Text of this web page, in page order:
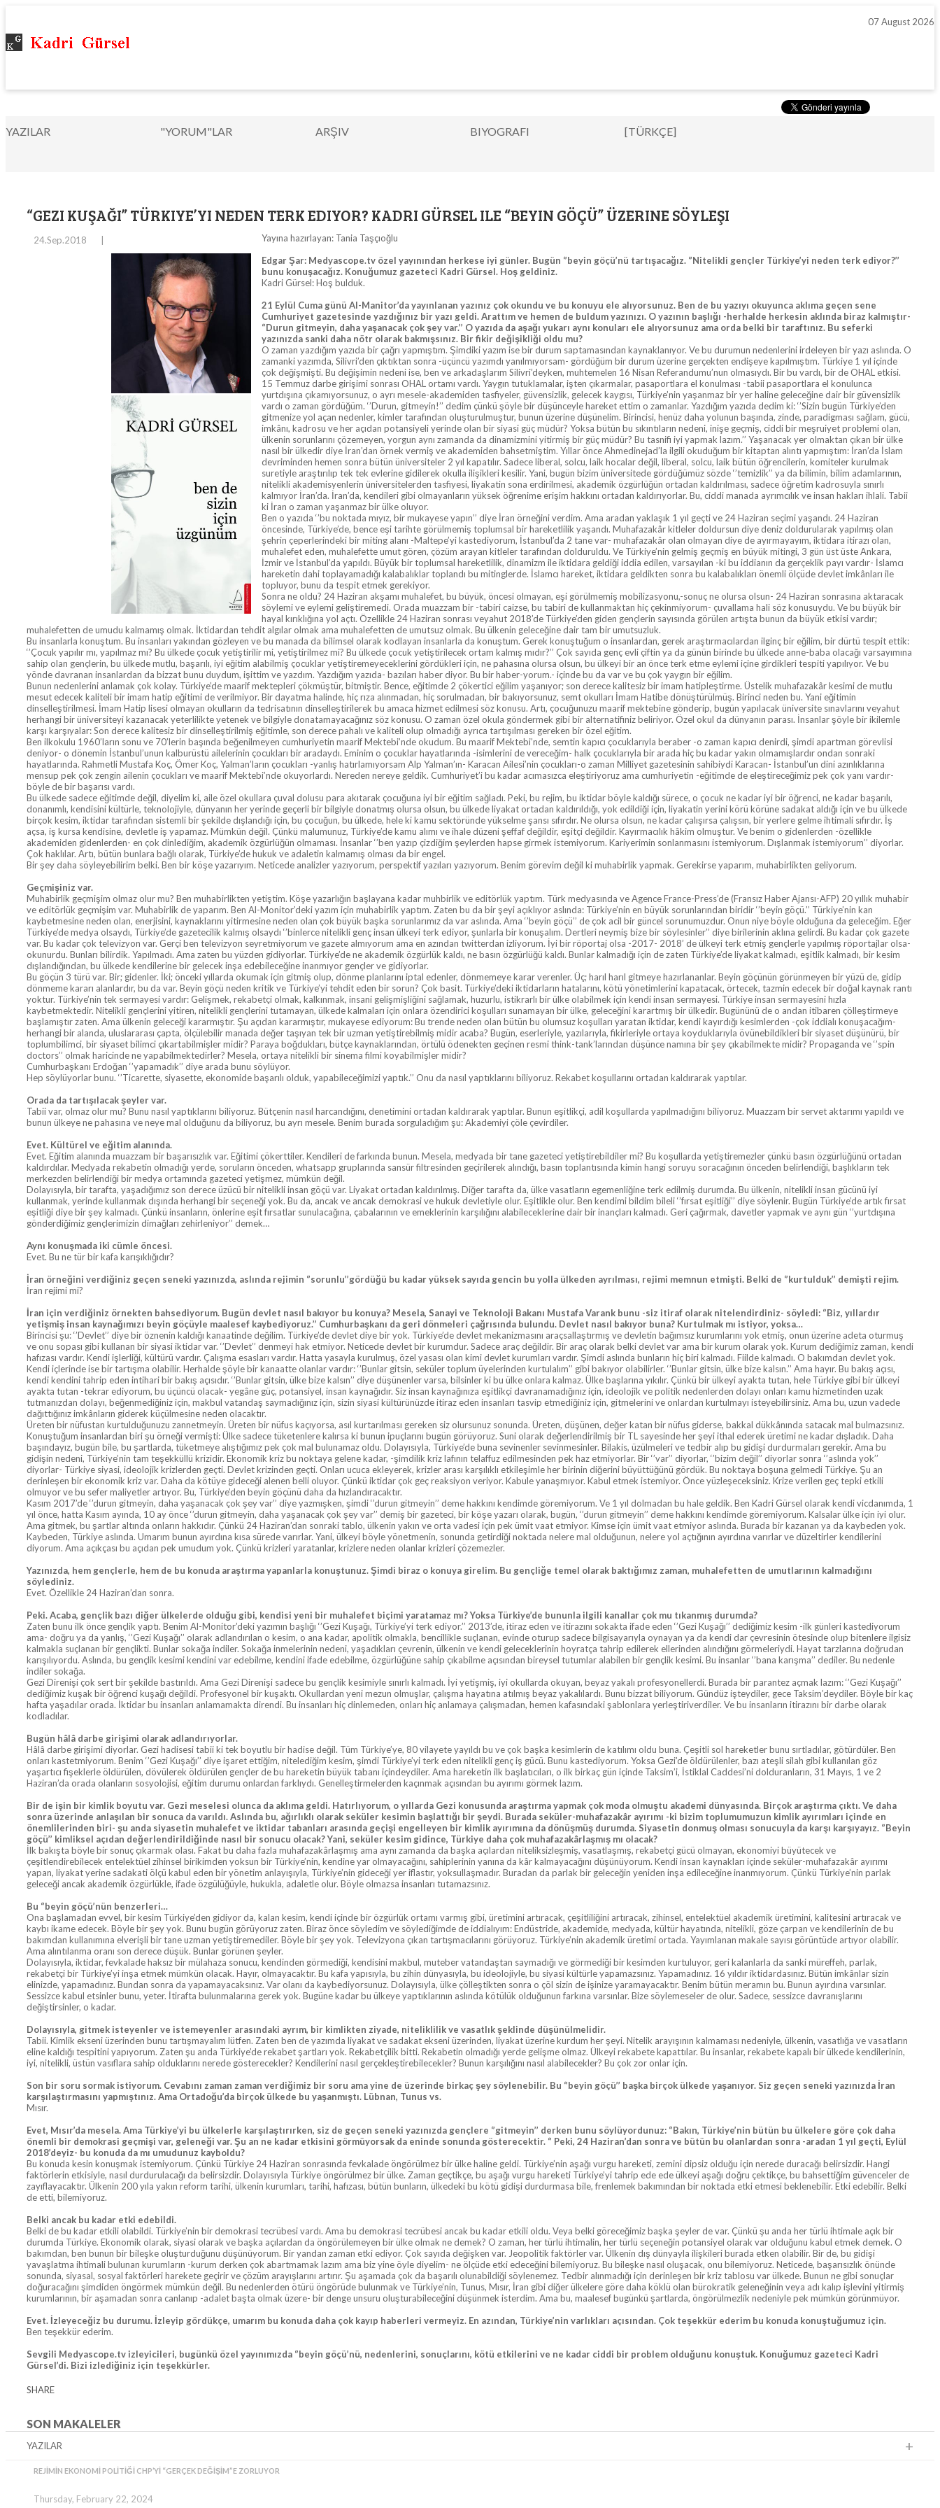
07 August 2026
YAZILAR "YORUM"LAR ARŞIV BIYOGRAFI [TÜRKÇE]
“GEZI KUŞAĞI” TÜRKIYE’YI NEDEN TERK EDIYOR? KADRI GÜRSEL ILE “BEYIN GÖÇÜ” ÜZERINE SÖYLEŞI
24.Sep.2018
Yayına hazırlayan: Tania Taşçıoğlu
Edgar Şar: Medyascope.tv özel yayınından herkese iyi günler. Bugün ‘’beyin göçü’nü tartışacağız. ‘’Nitelikli gençler Türkiye’yi neden terk ediyor?’’
bunu konuşacağız. Konuğumuz gazeteci Kadri Gürsel. Hoş geldiniz.
Kadri Gürsel: Hoş bulduk.
21 Eylül Cuma günü Al-Manitor’da yayınlanan yazınız çok okundu ve bu konuyu ele alıyorsunuz. Ben de bu yazıyı okuyunca aklıma geçen sene
Cumhuriyet gazetesinde yazdığınız bir yazı geldi. Arattım ve hemen de buldum yazınızı. O yazının başlığı -herhalde herkesin aklında biraz kalmıştır-
‘’Durun gitmeyin, daha yaşanacak çok şey var.’’ O yazıda da aşağı yukarı aynı konuları ele alıyorsunuz ama orda belki bir taraftınız. Bu seferki
yazınızda sanki daha nötr olarak bakmışsınız. Bir fikir değişikliği oldu mu?
O zaman yazdığım yazıda bir çağrı yapmıştım. Şimdiki yazım ise bir durum saptamasından kaynaklanıyor. Ve bu durumun nedenlerini irdeleyen bir yazı aslında. O
zamanki yazımda, Silivri’den çıktıktan sonra -üçüncü yazımdı yanılmıyorsam- gördüğüm bir durum üzerine gerçekten endişeye kapılmıştım. Türkiye 1 yıl içinde
çok değişmişti. Bu değişimin nedeni ise, ben ve arkadaşlarım Silivri’deyken, muhtemelen 16 Nisan Referandumu’nun olmasıydı. Bir bu vardı, bir de OHAL etkisi.
15 Temmuz darbe girişimi sonrası OHAL ortamı vardı. Yaygın tutuklamalar, işten çıkarmalar, pasaportlara el konulması -tabii pasaportlara el konulunca
yurtdışına çıkamıyorsunuz, o ayrı mesele-akademiden tasfiyeler, güvensizlik, gelecek kaygısı, Türkiye’nin yaşanmaz bir yer haline geleceğine dair bir güvensizlik
vardı o zaman gördüğüm. ‘’Durun, gitmeyin!’’ dedim çünkü şöyle bir düşünceyle hareket ettim o zamanlar. Yazdığım yazıda dedim ki: ‘’Sizin bugün Türkiye’den
gitmenize yol açan nedenler, kimler tarafından oluşturulmuştur, bunun üzerine düşünelim. Birincisi, henüz daha yolunun başında, zinde, paradigması sağlam, gücü,
imkânı, kadrosu ve her açıdan potansiyeli yerinde olan bir siyasi güç müdür? Yoksa bütün bu sıkıntıların nedeni, inişe geçmiş, ciddi bir meşruiyet problemi olan,
ülkenin sorunlarını çözemeyen, yorgun aynı zamanda da dinamizmini yitirmiş bir güç müdür? Bu tasnifi iyi yapmak lazım.’’ Yaşanacak yer olmaktan çıkan bir ülke
nasıl bir ülkedir diye İran’dan örnek vermiş ve akademiden bahsetmiştim. Yıllar önce Ahmedinejad’la ilgili okuduğum bir kitaptan alıntı yapmıştım: İran’da İslam
devriminden hemen sonra bütün üniversiteler 2 yıl kapatılır. Sadece liberal, solcu, laik hocalar değil, liberal, solcu, laik bütün öğrencilerin, komiteler kurulmak
suretiyle araştırılıp tek tek evlerine gidilerek okulla ilişikleri kesilir. Yani, bugün bizim üniversitede gördüğümüz sözde ‘’temizlik’’ ya da bilimin, bilim adamlarının,
nitelikli akademisyenlerin üniversitelerden tasfiyesi, liyakatin sona erdirilmesi, akademik özgürlüğün ortadan kaldırılması, sadece öğretim kadrosuyla sınırlı
kalmıyor İran’da. İran’da, kendileri gibi olmayanların yüksek öğrenime erişim hakkını ortadan kaldırıyorlar. Bu, ciddi manada ayrımcılık ve insan hakları ihlali. Tabii
ki İran o zaman yaşanmaz bir ülke oluyor.
Ben o yazıda ‘’bu noktada mıyız, bir mukayese yapın’’ diye İran örneğini verdim. Ama aradan yaklaşık 1 yıl geçti ve 24 Haziran seçimi yaşandı. 24 Haziran
öncesinde, Türkiye’de, bence eşi tarihte görülmemiş toplumsal bir hareketlilik yaşandı. Muhafazakâr kitleler doldursun diye deniz doldurularak yapılmış olan
şehrin çeperlerindeki bir miting alanı -Maltepe’yi kastediyorum, İstanbul’da 2 tane var- muhafazakâr olan olmayan diye de ayırmayayım, iktidara itirazı olan,
muhalefet eden, muhalefette umut gören, çözüm arayan kitleler tarafından dolduruldu. Ve Türkiye’nin gelmiş geçmiş en büyük mitingi, 3 gün üst üste Ankara,
İzmir ve İstanbul’da yapıldı. Büyük bir toplumsal hareketlilik, dinamizm ile iktidara geldiği iddia edilen, varsayılan -ki bu iddianın da gerçeklik payı vardır- İslamcı
hareketin dahi toplayamadığı kalabalıklar toplandı bu mitinglerde. İslamcı hareket, iktidara geldikten sonra bu kalabalıkları önemli ölçüde devlet imkânları ile
topluyor, bunu da tespit etmek gerekiyor.
Sonra ne oldu? 24 Haziran akşamı muhalefet, bu büyük, öncesi olmayan, eşi görülmemiş mobilizasyonu,-sonuç ne olursa olsun- 24 Haziran sonrasına aktaracak
söylemi ve eylemi geliştiremedi. Orada muazzam bir -tabiri caizse, bu tabiri de kullanmaktan hiç çekinmiyorum- çuvallama hali söz konusuydu. Ve bu büyük bir
hayal kırıklığına yol açtı. Özellikle 24 Haziran sonrası veyahut 2018’de Türkiye’den giden gençlerin sayısında görülen artışta bunun da büyük etkisi vardır;
muhalefetten de umudu kalmamış olmak. İktidardan tehdit algılar olmak ama muhalefetten de umutsuz olmak. Bu ülkenin geleceğine dair tam bir umutsuzluk.
Bu insanlarla konuştum. Bu insanları yakından gözleyen ve bu manada da bilimsel olarak kodlayan insanlarla da konuştum. Gerek konuştuğum o insanlardan, gerek araştırmacılardan ilginç bir eğilim, bir dürtü tespit ettik:
‘’Çocuk yapılır mı, yapılmaz mı? Bu ülkede çocuk yetiştirilir mi, yetiştirilmez mi? Bu ülkede çocuk yetiştirilecek ortam kalmış mıdır?’’ Çok sayıda genç evli çiftin ya da günün birinde bu ülkede anne-baba olacağı varsayımına
sahip olan gençlerin, bu ülkede mutlu, başarılı, iyi eğitim alabilmiş çocuklar yetiştiremeyeceklerini gördükleri için, ne pahasına olursa olsun, bu ülkeyi bir an önce terk etme eylemi içine girdikleri tespiti yapılıyor. Ve bu
yönde davranan insanlardan da bizzat bunu duydum, işittim ve yazdım. Yazdığım yazıda- bazıları haber diyor. Bu bir haber-yorum.- içinde bu da var ve bu çok yaygın bir eğilim.
Bunun nedenlerini anlamak çok kolay. Türkiye’de maarif mektepleri çökmüştür, bitmiştir. Bence, eğitimde 2 çökertici eğilim yaşanıyor; son derece kalitesiz bir imam hatipleştirme. Üstelik muhafazakâr kesimi de mutlu
mesut edecek kaliteli bir imam hatip eğitimi de verilmiyor. Bir dayatma halinde, hiç rıza alınmadan, hiç sorulmadan, bir bakıyorsunuz, semt okulları İmam Hatibe dönüştürülmüş. Birinci neden bu. Yani eğitimin
dinselleştirilmesi. İmam Hatip lisesi olmayan okulların da tedrisatının dinselleştirilerek bu amaca hizmet edilmesi söz konusu. Artı, çocuğunuzu maarif mektebine gönderip, bugün yapılacak üniversite sınavlarını veyahut
herhangi bir üniversiteyi kazanacak yeterlilikte yetenek ve bilgiyle donatamayacağınız söz konusu. O zaman özel okula göndermek gibi bir alternatifiniz beliriyor. Özel okul da dünyanın parası. İnsanlar şöyle bir ikilemle
karşı karşıyalar: Son derece kalitesiz bir dinselleştirilmiş eğitimle, son derece pahalı ve kaliteli olup olmadığı ayrıca tartışılması gereken bir özel eğitim.
Ben ilkokulu 1960’ların sonu ve 70’lerin başında beğenilmeyen cumhuriyetin maarif Mektebi’nde okudum. Bu maarif Mektebi’nde, semtin kapıcı çocuklarıyla beraber -o zaman kapıcı denirdi, şimdi apartman görevlisi
deniyor- o dönemin İstanbul’unun kalburüstü ailelerinin çocukları bir aradaydı. Eminim o çocuklar hayatlarında -isimlerini de vereceğim- halk çocuklarıyla bir arada hiç bu kadar yakın olmamışlardır ondan sonraki
hayatlarında. Rahmetli Mustafa Koç, Ömer Koç, Yalman’ların çocukları -yanlış hatırlamıyorsam Alp Yalman’ın- Karacan Ailesi’nin çocukları-o zaman Milliyet gazetesinin sahibiydi Karacan- İstanbul’un dini azınlıklarına
mensup pek çok zengin ailenin çocukları ve maarif Mektebi’nde okuyorlardı. Nereden nereye geldik. Cumhuriyet’i bu kadar acımasızca eleştiriyoruz ama cumhuriyetin -eğitimde de eleştireceğimiz pek çok yanı vardır-
böyle de bir başarısı vardı.
Bu ülkede sadece eğitimde değil, diyelim ki, aile özel okullara çuval dolusu para akıtarak çocuğuna iyi bir eğitim sağladı. Peki, bu rejim, bu iktidar böyle kaldığı sürece, o çocuk ne kadar iyi bir öğrenci, ne kadar başarılı,
donanımlı, kendisini kültürle, teknolojiyle, dünyanın her yerinde geçerli bir bilgiyle donatmış olursa olsun, bu ülkede liyakat ortadan kaldırıldığı, yok edildiği için, liyakatin yerini körü körüne sadakat aldığı için ve bu ülkede
birçok kesim, iktidar tarafından sistemli bir şekilde dışlandığı için, bu çocuğun, bu ülkede, hele ki kamu sektöründe yükselme şansı sıfırdır. Ne olursa olsun, ne kadar çalışırsa çalışsın, bir yerlere gelme ihtimali sıfırdır. İş
açsa, iş kursa kendisine, devletle iş yapamaz. Mümkün değil. Çünkü malumunuz, Türkiye’de kamu alımı ve ihale düzeni şeffaf değildir, eşitçi değildir. Kayırmacılık hâkim olmuştur. Ve benim o gidenlerden -özellikle
akademiden gidenlerden- en çok dinlediğim, akademik özgürlüğün olmaması. İnsanlar ‘’ben yazıp çizdiğim şeylerden hapse girmek istemiyorum. Kariyerimin sonlanmasını istemiyorum. Dışlanmak istemiyorum’’ diyorlar.
Çok haklılar. Artı, bütün bunlara bağlı olarak, Türkiye’de hukuk ve adaletin kalmamış olması da bir engel.
Bir şey daha söyleyebilirim belki. Ben bir köşe yazarıyım. Neticede analizler yazıyorum, perspektif yazıları yazıyorum. Benim görevim değil ki muhabirlik yapmak. Gerekirse yaparım, muhabirlikten geliyorum.
Geçmişiniz var.
Muhabirlik geçmişim olmaz olur mu? Ben muhabirlikten yetiştim. Köşe yazarlığın başlayana kadar muhbirlik ve editörlük yaptım. Türk medyasında ve Agence France-Press’de (Fransız Haber Ajansı-AFP) 20 yıllık muhabir
ve editörlük geçmişim var. Muhabirlik de yaparım. Ben Al-Monitor’deki yazım için muhabirlik yaptım. Zaten bu da bir şeyi açıklıyor aslında: Türkiye’nin en büyük sorunlarından biridir ‘’beyin göçü.’’ Türkiye’nin kan
kaybetmesine neden olan, enerjisini, kaynaklarını yitirmesine neden olan çok büyük başka sorunlarımız da var aslında. Ama ‘’beyin göçü’’ de çok acil bir güncel sorunumuzdur. Onun niye böyle olduğuna da geleceğim. Eğer
Türkiye’de medya olsaydı, Türkiye’de gazetecilik kalmış olsaydı ‘’binlerce nitelikli genç insan ülkeyi terk ediyor, şunlarla bir konuşalım. Dertleri neymiş bize bir söylesinler’’ diye birilerinin aklına gelirdi. Bu kadar çok gazete
var. Bu kadar çok televizyon var. Gerçi ben televizyon seyretmiyorum ve gazete almıyorum ama en azından twitterdan izliyorum. İyi bir röportaj olsa -2017- 2018’ de ülkeyi terk etmiş gençlerle yapılmış röportajlar olsa-
okunurdu. Bunları bilirdik. Yapılmadı. Ama zaten bu yüzden gidiyorlar. Türkiye’de ne akademik özgürlük kaldı, ne basın özgürlüğü kaldı. Bunlar kalmadığı için de zaten Türkiye’de liyakat kalmadı, eşitlik kalmadı, bir kesim
dışlandığından, bu ülkede kendilerine bir gelecek inşa edebileceğine inanmıyor gençler ve gidiyorlar.
Bu göçün 3 türü var. Bir; gidenler. İki; önceki yıllarda okumak için gitmiş olup, dönme planlarını iptal edenler, dönmemeye karar verenler. Üç; harıl harıl gitmeye hazırlananlar. Beyin göçünün görünmeyen bir yüzü de, gidip
dönmeme kararı alanlardır, bu da var. Beyin göçü neden kritik ve Türkiye’yi tehdit eden bir sorun? Çok basit. Türkiye’deki iktidarların hatalarını, kötü yönetimlerini kapatacak, örtecek, tazmin edecek bir doğal kaynak rantı
yoktur. Türkiye’nin tek sermayesi vardır: Gelişmek, rekabetçi olmak, kalkınmak, insani gelişmişliğini sağlamak, huzurlu, istikrarlı bir ülke olabilmek için kendi insan sermayesi. Türkiye insan sermayesini hızla
kaybetmektedir. Nitelikli gençlerini yitiren, nitelikli gençlerini tutamayan, ülkede kalmaları için onlara özendirici koşulları sunamayan bir ülke, geleceğini karartmış bir ülkedir. Bugününü de o andan itibaren çölleştirmeye
başlamıştır zaten. Ama ülkenin geleceği kararmıştır. Şu açıdan kararmıştır, mukayese ediyorum: Bu trende neden olan bütün bu olumsuz koşulları yaratan iktidar, kendi kayırdığı kesimlerden -çok iddialı konuşacağım-
herhangi bir alanda, uluslararası çapta, ölçülebilir manada değer taşıyan tek bir uzman yetiştirebilmiş midir acaba? Bugün, eserleriyle, yazılarıyla, fikirleriyle ortaya koyduklarıyla övünebildikleri bir siyaset düşünürü, bir
toplumbilimci, bir siyaset bilimci çıkartabilmişler midir? Paraya boğdukları, bütçe kaynaklarından, örtülü ödenekten geçinen resmi think-tank’larından düşünce namına bir şey çıkabilmekte midir? Propaganda ve ‘’spin
doctors’’ olmak haricinde ne yapabilmektedirler? Mesela, ortaya nitelikli bir sinema filmi koyabilmişler midir?
Cumhurbaşkanı Erdoğan ‘’yapamadık’’ diye arada bunu söylüyor.
Hep söylüyorlar bunu. ‘’Ticarette, siyasette, ekonomide başarılı olduk, yapabileceğimizi yaptık.’’ Onu da nasıl yaptıklarını biliyoruz. Rekabet koşullarını ortadan kaldırarak yaptılar.
Orada da tartışılacak şeyler var.
Tabii var, olmaz olur mu? Bunu nasıl yaptıklarını biliyoruz. Bütçenin nasıl harcandığını, denetimini ortadan kaldırarak yaptılar. Bunun eşitlikçi, adil koşullarda yapılmadığını biliyoruz. Muazzam bir servet aktarımı yapıldı ve
bunun ülkeye ne pahasına ve neye mal olduğunu da biliyoruz, bu ayrı mesele. Benim burada sorguladığım şu: Akademiyi çöle çevirdiler.
Evet. Kültürel ve eğitim alanında.
Evet. Eğitim alanında muazzam bir başarısızlık var. Eğitimi çökerttiler. Kendileri de farkında bunun. Mesela, medyada bir tane gazeteci yetiştirebildiler mi? Bu koşullarda yetiştiremezler çünkü basın özgürlüğünü ortadan
kaldırdılar. Medyada rekabetin olmadığı yerde, soruların önceden, whatsapp gruplarında sansür filtresinden geçirilerek alındığı, basın toplantısında kimin hangi soruyu soracağının önceden belirlendiği, başlıkların tek
merkezden belirlendiği bir medya ortamında gazeteci yetişmez, mümkün değil.
Dolayısıyla, bir tarafta, yaşadığımız son derece üzücü bir nitelikli insan göçü var. Liyakat ortadan kaldırılmış. Diğer tarafta da, ülke vasatların egemenliğine terk edilmiş durumda. Bu ülkenin, nitelikli insan gücünü iyi
kullanmak, yerinde kullanmak dışında herhangi bir seçeneği yok. Bu da, ancak ve ancak demokrasi ve hukuk devletiyle olur. Eşitlikle olur. Ben kendimi bildim bileli ‘’fırsat eşitliği’’ diye söylenir. Bugün Türkiye’de artık fırsat
eşitliği diye bir şey kalmadı. Çünkü insanların, önlerine eşit fırsatlar sunulacağına, çabalarının ve emeklerinin karşılığını alabileceklerine dair bir inançları kalmadı. Geri çağırmak, davetler yapmak ve aynı gün ‘’yurtdışına
gönderdiğimiz gençlerimizin dimağları zehirleniyor’’ demek…
Aynı konuşmada iki cümle öncesi.
Evet. Bu ne tür bir kafa karışıklığıdır?
İran örneğini verdiğiniz geçen seneki yazınızda, aslında rejimin ‘’sorunlu’’gördüğü bu kadar yüksek sayıda gencin bu yolla ülkeden ayrılması, rejimi memnun etmişti. Belki de ‘’kurtulduk’’ demişti rejim.
İran rejimi mi?
İran için verdiğiniz örnekten bahsediyorum. Bugün devlet nasıl bakıyor bu konuya? Mesela, Sanayi ve Teknoloji Bakanı Mustafa Varank bunu -siz itiraf olarak nitelendirdiniz- söyledi: ‘’Biz, yıllardır
yetişmiş insan kaynağımızı beyin göçüyle maalesef kaybediyoruz.’’ Cumhurbaşkanı da geri dönmeleri çağrısında bulundu. Devlet nasıl bakıyor buna? Kurtulmak mı istiyor, yoksa…
Birincisi şu: ‘’Devlet’’ diye bir öznenin kaldığı kanaatinde değilim. Türkiye’de devlet diye bir yok. Türkiye’de devlet mekanizmasını araçsallaştırmış ve devletin bağımsız kurumlarını yok etmiş, onun üzerine adeta oturmuş
ve onu sopası gibi kullanan bir siyasi iktidar var. ‘’Devlet’’ denmeyi hak etmiyor. Neticede devlet bir kurumdur. Sadece araç değildir. Bir araç olarak belki devlet var ama bir kurum olarak yok. Kurum dediğimiz zaman, kendi
hafızası vardır. Kendi işlerliği, kültürü vardır. Çalışma esasları vardır. Hatta yasayla kurulmuş, özel yasası olan kimi devlet kurumları vardır. Şimdi aslında bunların hiç biri kalmadı. Fiilde kalmadı. O bakımdan devlet yok.
Kendi içlerinde ise bir tartışma olabilir. Herhalde şöyle bir kanaatte olanlar vardır: ‘’Bunlar gitsin, seküler toplum üyelerinden kurtulalım’’ gibi bakıyor olabilirler. ‘’Bunlar gitsin, ülke bize kalsın.’’ Ama hayır. Bu bakış açısı,
kendi kendini tahrip eden intihari bir bakış açısıdır. ‘’Bunlar gitsin, ülke bize kalsın’’ diye düşünenler varsa, bilsinler ki bu ülke onlara kalmaz. Ülke başlarına yıkılır. Çünkü bir ülkeyi ayakta tutan, hele Türkiye gibi bir ülkeyi
ayakta tutan -tekrar ediyorum, bu üçüncü olacak- yegâne güç, potansiyel, insan kaynağıdır. Siz insan kaynağınıza eşitlikçi davranamadığınız için, ideolojik ve politik nedenlerden dolayı onları kamu hizmetinden uzak
tutmanızdan dolayı, beğenmediğiniz için, makbul vatandaş saymadığınız için, sizin siyasi kültürünüzde itiraz eden insanları tasvip etmediğiniz için, gitmelerini ve onlardan kurtulmayı isteyebilirsiniz. Ama bu, uzun vadede
dağıttığınız imkânların giderek küçülmesine neden olacaktır.
Üreten bir nüfustan kurtulduğunuzu zannetmeyin. Üreten bir nüfus kaçıyorsa, asıl kurtarılması gereken siz olursunuz sonunda. Üreten, düşünen, değer katan bir nüfus giderse, bakkal dükkânında satacak mal bulmazsınız.
Konuştuğum insanlardan biri şu örneği vermişti: Ülke sadece tüketenlere kalırsa ki bunun ipuçlarını bugün görüyoruz. Suni olarak değerlendirilmiş bir TL sayesinde her şeyi ithal ederek üretimi ne kadar dışladık. Daha
başındayız, bugün bile, bu şartlarda, tüketmeye alıştığımız pek çok mal bulunamaz oldu. Dolayısıyla, Türkiye’de buna sevinenler sevinmesinler. Bilakis, üzülmeleri ve tedbir alıp bu gidişi durdurmaları gerekir. Ama bu
gidişin nedeni, Türkiye’nin tam teşekküllü krizidir. Ekonomik kriz bu noktaya gelene kadar, -şimdilik kriz lafının telaffuz edilmesinden pek haz etmiyorlar. Bir ‘’var’’ diyorlar, ‘’bizim değil’’ diyorlar sonra ‘’aslında yok’’
diyorlar- Türkiye siyasi, ideolojik krizlerden geçti. Devlet krizinden geçti. Onları ucuca ekleyerek, krizler arası karşılıklı etkileşimle her birinin diğerini büyüttüğünü gördük. Bu noktaya boşuna gelmedi Türkiye. Şu an
derinleşen bir ekonomik kriz var. Daha da kötüye gideceği alenen belli oluyor. Çünkü iktidar çok geç reaksiyon veriyor. Kabule yanaşmıyor. Kabul etmek istemiyor. Önce yüzleşeceksiniz. Krize verilen geç tepki etkili
olmuyor ve bu sefer maliyetler artıyor. Bu, Türkiye’den beyin göçünü daha da hızlandıracaktır.
Kasım 2017’de ‘’durun gitmeyin, daha yaşanacak çok şey var’’ diye yazmışken, şimdi ‘’durun gitmeyin’’ deme hakkını kendimde göremiyorum. Ve 1 yıl dolmadan bu hale geldik. Ben Kadri Gürsel olarak kendi vicdanımda, 1
yıl önce, hatta Kasım ayında, 10 ay önce ‘’durun gitmeyin, daha yaşanacak çok şey var’’ demiş bir gazeteci, bir köşe yazarı olarak, bugün, ‘’durun gitmeyin’’ deme hakkını kendimde göremiyorum. Kalsalar ülke için iyi olur.
Ama gitmek, bu şartlar altında onların hakkıdır. Çünkü 24 Haziran’dan sonraki tablo, ülkenin yakın ve orta vadesi için pek ümit vaat etmiyor. Kimse için ümit vaat etmiyor aslında. Burada bir kazanan ya da kaybeden yok.
Kaybeden, Türkiye aslında. Umarım bunun ayırdına kısa sürede varırlar. Yani, ülkeyi böyle yönetmenin, sonunda getirdiği noktada nelere mal olduğunun, nelere yol açtığının ayırdına varırlar ve düzeltirler kendilerini
diyorum. Ama açıkçası bu açıdan pek umudum yok. Çünkü krizleri yaratanlar, krizlere neden olanlar krizleri çözemezler.
Yazınızda, hem gençlerle, hem de bu konuda araştırma yapanlarla konuştunuz. Şimdi biraz o konuya girelim. Bu gençliğe temel olarak baktığımız zaman, muhalefetten de umutlarının kalmadığını
söylediniz.
Evet. Özellikle 24 Haziran’dan sonra.
Peki. Acaba, gençlik bazı diğer ülkelerde olduğu gibi, kendisi yeni bir muhalefet biçimi yaratamaz mı? Yoksa Türkiye’de bununla ilgili kanallar çok mu tıkanmış durumda?
Zaten bunu ilk önce gençlik yaptı. Benim Al-Monitor’deki yazımın başlığı ‘’Gezi Kuşağı, Türkiye’yi terk ediyor.’’ 2013’de, itiraz eden ve itirazını sokakta ifade eden ‘’Gezi Kuşağı’’ dediğimiz kesim -ilk günleri kastediyorum
ama- doğru ya da yanlış, ‘’Gezi Kuşağı’’ olarak adlandırılan o kesim, o ana kadar, apolitik olmakla, bencillikle suçlanan, evinde oturup sadece bilgisayarıyla oynayan ya da kendi dar çevresinin ötesinde olup bitenlere ilgisiz
kalmakla suçlanan bir gençlikti. Bunlar sokağa indiler. Sokağa inmelerinin nedeni, yaşadıkları çevrenin, ülkenin ve kendi geleceklerinin hoyratça tahrip edilerek ellerinden alındığını görmeleriydi. Hayat tarzlarına doğrudan
karışılıyordu. Aslında, bu gençlik kesimi kendini var edebilme, kendini ifade edebilme, özgürlüğüne sahip çıkabilme açısından bireysel tutumlar alabilen bir gençlik kesimi. Bu insanlar ‘’bana karışma’’ dediler. Bu nedenle
indiler sokağa.
Gezi Direnişi çok sert bir şekilde bastırıldı. Ama Gezi Direnişi sadece bu gençlik kesimiyle sınırlı kalmadı. İyi yetişmiş, iyi okullarda okuyan, beyaz yakalı profesyonellerdi. Burada bir parantez açmak lazım: ‘’Gezi Kuşağı’’
dediğimiz kuşak bir öğrenci kuşağı değildi. Profesyonel bir kuşaktı. Okullardan yeni mezun olmuşlar, çalışma hayatına atılmış beyaz yakalılardı. Bunu bizzat biliyorum. Gündüz işteydiler, gece Taksim’deydiler. Böyle bir kaç
hafta yaşadılar orada. İktidar bu insanları anlamamakta direndi. Bu insanları hiç dinlemeden, onları hiç anlamaya çalışmadan, hemen kafasındaki şablonlara yerleştiriverdiler. Ve bu insanların itirazını bir darbe olarak
kodladılar.
Bugün hâlâ darbe girişimi olarak adlandırıyorlar.
Hâlâ darbe girişimi diyorlar. Gezi hadisesi tabii ki tek boyutlu bir hadise değil. Tüm Türkiye’ye, 80 vilayete yayıldı bu ve çok başka kesimlerin de katılımı oldu buna. Çeşitli sol hareketler bunu sırtladılar, götürdüler. Ben
onları kastetmiyorum. Benim ‘’Gezi Kuşağı’’ diye işaret ettiğim, nitelediğim kesim, şimdi Türkiye’yi terk eden nitelikli genç iş gücü. Bunu kastediyorum. Yoksa Gezi’de öldürülenler, bazı ateşli silah gibi kullanılan göz
yaşartıcı fişeklerle öldürülen, dövülerek öldürülen gençler de bu hareketin büyük tabanı içindeydiler. Ama hareketin ilk başlatıcıları, o ilk birkaç gün içinde Taksim’i, İstiklal Caddesi’ni dolduranların, 31 Mayıs, 1 ve 2
Haziran’da orada olanların sosyolojisi, eğitim durumu onlardan farklıydı. Genelleştirmelerden kaçınmak açısından bu ayırımı görmek lazım.
Bir de işin bir kimlik boyutu var. Gezi meselesi olunca da aklıma geldi. Hatırlıyorum, o yıllarda Gezi konusunda araştırma yapmak çok moda olmuştu akademi dünyasında. Birçok araştırma çıktı. Ve daha
sonra üzerinde anlaşılan bir sonuca da varıldı. Aslında bu, ağırlıklı olarak seküler kesimin başlattığı bir şeydi. Burada seküler-muhafazakâr ayırımı -ki bizim toplumumuzun kimlik ayırımları içinde en
önemlilerinden biri- şu anda siyasetin muhalefet ve iktidar tabanları arasında geçişi engelleyen bir kimlik ayırımına da dönüşmüş durumda. Siyasetin donmuş olması sonucuyla da karşı karşıyayız. ‘’Beyin
göçü’’ kimliksel açıdan değerlendirildiğinde nasıl bir sonucu olacak? Yani, seküler kesim gidince, Türkiye daha çok muhafazakârlaşmış mı olacak?
İlk bakışta böyle bir sonuç çıkarmak olası. Fakat bu daha fazla muhafazakârlaşmış ama aynı zamanda da başka açılardan niteliksizleşmiş, vasatlaşmış, rekabetçi gücü olmayan, ekonomiyi büyütecek ve
çeşitlendirebilecek entelektüel zihinsel birikimden yoksun bir Türkiye’nin, kendine yar olmayacağını, sahiplerinin yanına da kâr kalmayacağını düşünüyorum. Kendi insan kaynakları içinde seküler-muhafazakâr ayırımı
yapan, liyakat yerine sadakati ölçü kabul eden bir yönetim anlayışıyla, Türkiye’nin gideceği yer iflastır, yoksullaşmadır. Buradan da parlak bir geleceğin yeniden inşa edileceğine inanmıyorum. Çünkü Türkiye’nin parlak
geleceği ancak akademik özgürlükle, ifade özgülüğüyle, hukukla, adaletle olur. Böyle olmazsa insanları tutamazsınız.
Bu ‘’beyin göçü’nün benzerleri…
Ona başlamadan evvel, bir kesim Türkiye’den gidiyor da, kalan kesim, kendi içinde bir özgürlük ortamı varmış gibi, üretimini artıracak, çeşitliliğini artıracak, zihinsel, entelektüel akademik üretimini, kalitesini artıracak ve
kaybı ikame edecek. Böyle bir şey yok. Bunu bugün görüyoruz zaten. Biraz önce söyledim ve söylediğimde de iddialıyım: Endüstride, akademide, medyada, kültür hayatında, nitelikli, göze çarpan ve kendilerinin de bu
bakımdan kullanımına elverişli bir tane uzman yetiştiremediler. Böyle bir şey yok. Televizyona çıkan tartışmacılarını görüyoruz. Türkiye’nin akademik üretimi ortada. Yayımlanan makale sayısı görüntüde artıyor olabilir.
Ama alıntılanma oranı son derece düşük. Bunlar görünen şeyler.
Dolayısıyla, iktidar, fevkalade haksız bir mülahaza sonucu, kendinden görmediği, kendisini makbul, muteber vatandaştan saymadığı ve görmediği bir kesimden kurtuluyor, geri kalanlarla da sanki müreffeh, parlak,
rekabetçi bir Türkiye’yi inşa etmek mümkün olacak. Hayır, olmayacaktır. Bu kafa yapısıyla, bu zihin dünyasıyla, bu ideolojiyle, bu siyasi kültürle yapamazsınız. Yapamadınız. 16 yıldır iktidardasınız. Bütün imkânlar sizin
elinizde, yapamadınız. Bundan sonra da yapamayacaksınız. Var olanı da kaybediyorsunuz. Dolayısıyla, ülke çölleştikten sonra o çöl sizin de işinize yaramayacaktır. Benim bütün meramın bu. Bunun ayırdına varsınlar.
Sessizce kabul etsinler bunu, yeter. İtirafta bulunmalarına gerek yok. Bugüne kadar bu ülkeye yaptıklarının aslında kötülük olduğunun farkına varsınlar. Bize söylemeseler de olur. Sadece, sessizce davranışlarını
değiştirsinler, o kadar.
Dolayısıyla, gitmek isteyenler ve istemeyenler arasındaki ayrım, bir kimlikten ziyade, niteliklilik ve vasatlık şeklinde düşünülmelidir.
Tabii. Kimlik ekseni üzerinden bunu tartışmayalım lütfen. Zaten ben de yazımda liyakat ve sadakat ekseni üzerinden, liyakat üzerine kurdum her şeyi. Nitelik arayışının kalmaması nedeniyle, ülkenin, vasatlığa ve vasatların
eline kaldığı tespitini yapıyorum. Zaten şu anda Türkiye’de rekabet şartları yok. Rekabetçilik bitti. Rekabetin olmadığı yerde gelişme olmaz. Ülkeyi rekabete kapattılar. Bu insanlar, rekabete kapalı bir ülkede kendilerinin,
iyi, nitelikli, üstün vasıflara sahip olduklarını nerede gösterecekler? Kendilerini nasıl gerçekleştirebilecekler? Bunun karşılığını nasıl alabilecekler? Bu çok zor onlar için.
Son bir soru sormak istiyorum. Cevabını zaman zaman verdiğimiz bir soru ama yine de üzerinde birkaç şey söylenebilir. Bu ‘’beyin göçü’’ başka birçok ülkede yaşanıyor. Siz geçen seneki yazınızda İran
karşılaştırmasını yapmıştınız. Ama Ortadoğu’da birçok ülkede bu yaşanmıştı. Lübnan, Tunus vs.
Mısır.
Evet, Mısır’da mesela. Ama Türkiye’yi bu ülkelerle karşılaştırırken, siz de geçen seneki yazınızda gençlere ‘’gitmeyin’’ derken bunu söylüyordunuz: ‘’Bakın, Türkiye’nin bütün bu ülkelere göre çok daha
önemli bir demokrasi geçmişi var, geleneği var. Şu an ne kadar etkisini görmüyorsak da eninde sonunda gösterecektir. ‘’ Peki, 24 Haziran’dan sonra ve bütün bu olanlardan sonra -aradan 1 yıl geçti, Eylül
2018’deyiz- bu konuda da mı umudunuz kayboldu?
Bu konuda kesin konuşmak istemiyorum. Çünkü Türkiye 24 Haziran sonrasında fevkalade öngörülmez bir ülke haline geldi. Türkiye’nin aşağı vurgu hareketi, zemini dipsiz olduğu için nerede duracağı belirsizdir. Hangi
faktörlerin etkisiyle, nasıl durdurulacağı da belirsizdir. Dolayısıyla Türkiye öngörülmez bir ülke. Zaman geçtikçe, bu aşağı vurgu hareketi Türkiye’yi tahrip ede ede ülkeyi aşağı doğru çektikçe, bu bahsettiğim güvenceler de
zayıflayacaktır. Ülkenin 200 yıla yakın reform tarihi, ülkenin kurumları, tarihi, hafızası, bütün bunların, ülkedeki bu kötü gidişi durdurmasa bile, frenlemek bakımından bir noktada etki etmesi beklenebilir. Etki edebilir. Belki
de etti, bilemiyoruz.
Belki ancak bu kadar etki edebildi.
Belki de bu kadar etkili olabildi. Türkiye’nin bir demokrasi tecrübesi vardı. Ama bu demokrasi tecrübesi ancak bu kadar etkili oldu. Veya belki göreceğimiz başka şeyler de var. Çünkü şu anda her türlü ihtimale açık bir
durumda Türkiye. Ekonomik olarak, siyasi olarak ve başka açılardan da öngörülemeyen bir ülke olmak ne demek? O zaman, her türlü ihtimalin, her türlü seçeneğin potansiyel olarak var olduğunu kabul etmek demek. O
bakımdan, ben bunun bir bileşke oluşturduğunu düşünüyorum. Bir yandan zaman etki ediyor. Çok sayıda değişken var. Jeopolitik faktörler var. Ülkenin dış dünyayla ilişkileri burada etken olabilir. Bir de, bu gidişi
yavaşlatma ihtimali bulunan kurumların -kurum derken çok abartmamak lazım ama biz yine öyle diyelim- ne ölçüde etki edeceğini bilemiyoruz. Bu bileşke nasıl oluşacak, onu bilemiyoruz. Neticede, başarısızlık önünde
sonunda, siyasal, sosyal faktörleri harekete geçirir ve çözüm arayışlarını artırır. Şu aşamada çok da başarılı olunabildiği söylenemez. Tedbir alınmadığı için derinleşen bir kriz tablosu var ülkede. Bunun ne gibi sonuçlar
doğuracağını şimdiden öngörmek mümkün değil. Bu nedenlerden ötürü öngörüde bulunmak ve Türkiye’nin, Tunus, Mısır, İran gibi diğer ülkelere göre daha köklü olan bürokratik geleneğinin veya adı kalıp işlevini yitirmiş
kurumlarının, bir aşamadan sonra canlanıp -adalet başta olmak üzere- bir denge unsuru oluşturabileceğini düşünmek isterdim. Ama bu, maalesef bugünkü şartlarda, öngörülmezlik nedeniyle pek mümkün görünmüyor.
Evet. İzleyeceğiz bu durumu. İzleyip gördükçe, umarım bu konuda daha çok kayıp haberleri vermeyiz. En azından, Türkiye’nin varlıkları açısından. Çok teşekkür ederim bu konuda konuştuğumuz için.
Ben teşekkür ederim.
Sevgili Medyascope.tv izleyicileri, bugünkü özel yayınımızda ‘’beyin göçü’nü, nedenlerini, sonuçlarını, kötü etkilerini ve ne kadar ciddi bir problem olduğunu konuştuk. Konuğumuz gazeteci Kadri
Gürsel’di. Bizi izlediğiniz için teşekkürler.
SHARE
SON MAKALELER
YAZILAR
REJIMIN EKONOMI POLITIĞI CHP’YI “GERÇEK DEĞIŞIM”E ZORLUYOR
Thursday, February 22, 2024